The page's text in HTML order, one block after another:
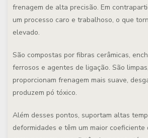
frenagem de alta precisão. Em
um processo caro e trabalhoso, o que
elevado.
São compostas por fibras cerâmicas,
ferrosos e agentes de ligação. São
proporcionam frenagem mais suave,
produzem pó tóxico.
Além desses pontos, suportam altas
deformidades e têm um maior coeficiente